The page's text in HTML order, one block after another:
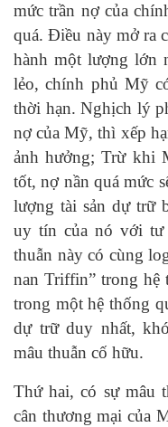
mức trần nợ của
quá. Điều này mở ra
hành một lượng lớn
lẻo, chính phủ Mỹ
thời hạn. Nghịch lý
nợ của Mỹ, thì xếp
ảnh hưởng; Trừ khi
tốt, nợ nần quá mức
lượng tài sản dự trữ
uy tín của nó với tư
thuẫn này có cùng
nan Triffin” trong hệ
trong một hệ thống
dự trữ duy nhất,
mâu thuẫn cố hữu.
Thứ hai, có sự mâu
cân thương mại của